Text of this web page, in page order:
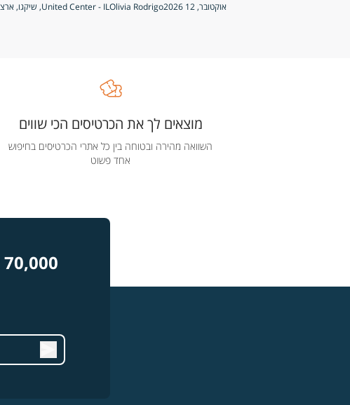
אוקטובר, 12 2026 Olivia RodrigoUnited Center - IL, שיקגו, ארצות הברית
מוצאים לך את הכרטיסים הכי שווים
השוואה מהירה ובטוחה בין כל אתרי הכרטיסים בחיפוש
אחד פשוט
70,000